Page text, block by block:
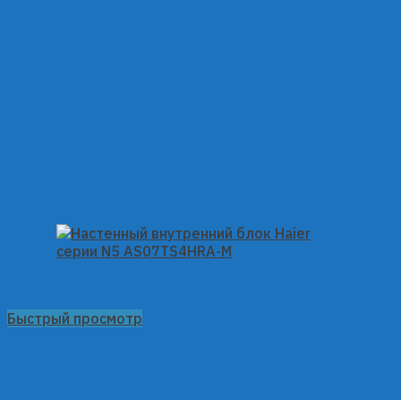
Быстрый просмотр